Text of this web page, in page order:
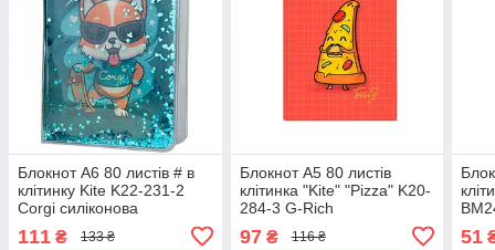
Блокнот А6 80 листів # в
клітинку Kite K22-231-2
Corgi силіконова
обкладинка 635273 G-Rich
111 ₴ 133 ₴
Блокнот А5 80 листів
клітинка "Kite" "Pizza" K20-
284-3 G-Rich
97₴ 116 ₴ 51